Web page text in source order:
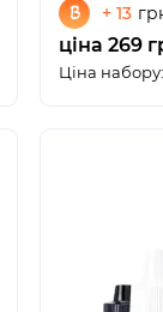
+ 13
ціна 269
Ціна